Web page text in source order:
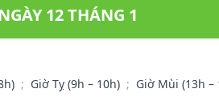
12 THÁNG 1
; Giờ Tỵ (9h – 10h) ; Giờ Mùi (13h –